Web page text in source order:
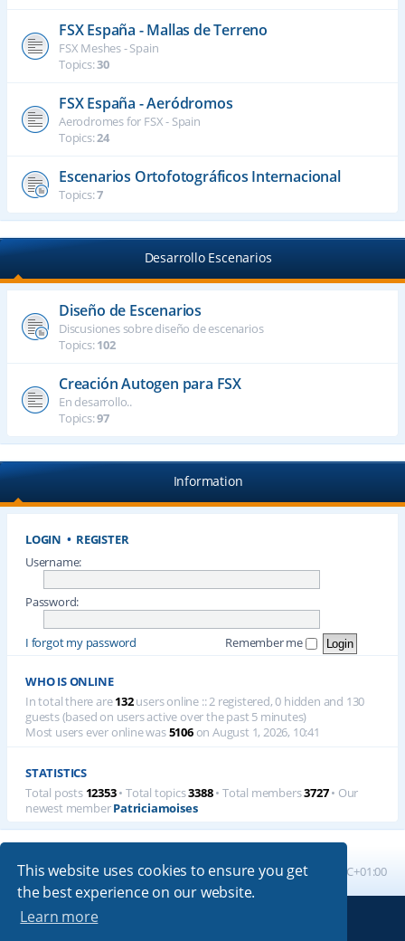
This website uses cookies to ensure you get
the best experience on our website.
Learn more
FSX España - Mallas de Terreno
FSX Meshes - Spain
Topics:30
FSX España - Aeródromos
Aerodromes for FSX - Spain
Topics:24
Escenarios Ortofotográficos Internacional
Topics:7
Desarrollo Escenarios
Diseño de Escenarios
Discusiones sobre diseño de escenarios
Topics:102
Creación Autogen para FSX
En desarrollo..
Topics:97
Information
LOGIN • REGISTER
Username:
Password:
I forgot my password Remember me
WHO IS ONLINE
In total there are132users online :: 2 registered, 0 hidden and 130
guests (based on users active over the past 5 minutes)
Most users ever online was5106on August 1, 2026, 10:41
STATISTICS
Total posts 12353• Total topics3388• Total members3727• Our
newest memberPatriciamoises
Board index All times are UTC+01:00